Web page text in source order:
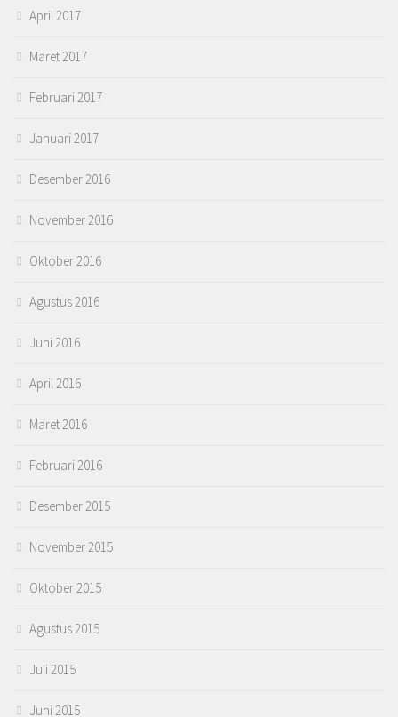
April 2017
Maret 2017
Februari 2017
Januari 2017
Desember 2016
November 2016
Oktober 2016
Agustus 2016
Juni 2016
April 2016
Maret 2016
Februari 2016
Desember 2015
November 2015
Oktober 2015
Agustus 2015
Juli 2015
Juni 2015